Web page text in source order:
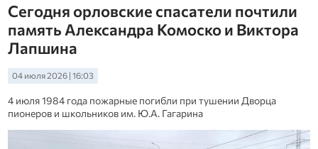
Сегодня орловские спасатели почтили
память Александра Комоско и Виктора
Лапшина
04 июля 2026 | 16:03
4 июля 1984 года пожарные погибли при тушении Дворца
пионеров и школьников им. Ю.А. Гагарина